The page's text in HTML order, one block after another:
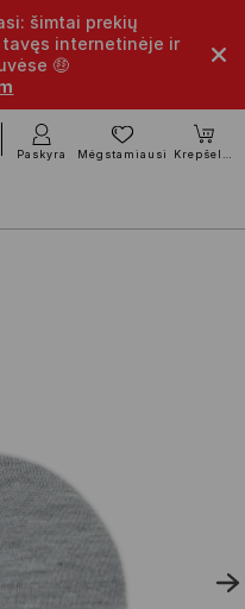
šimtai prekių
internetinėje ir
🤑
Paskyra Mėgstamiausi Krepšelis